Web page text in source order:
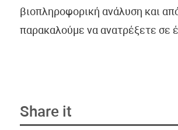
βιοπληροφορική ανάλυση και
παρακαλούμε να ανατρέξετε σε
Share it